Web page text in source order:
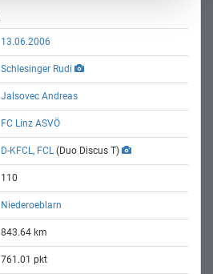
13.06.2006
Schlesinger Rudi
Jalsovec Andreas
FC Linz ASVÖ
D-KFCL, FCL(Duo Discus T)
110
Niederoeblarn
843.64 km
761.01 pkt